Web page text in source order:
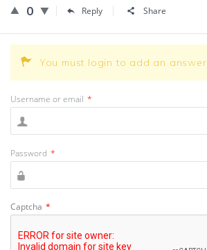
0 Reply Share
You must login to add an
Username or email *
Password *
Captcha *